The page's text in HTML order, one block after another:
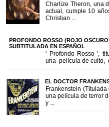
Charlize Theron, una
actual, cumple 10
Christian ...
PROFONDO ROSSO (ROJO
SUBTITULADA EN ESPAÑOL
' Profondo Rosso ',
una película de culto,
EL DOCTOR
Frankenstein
una película de terror
y ...